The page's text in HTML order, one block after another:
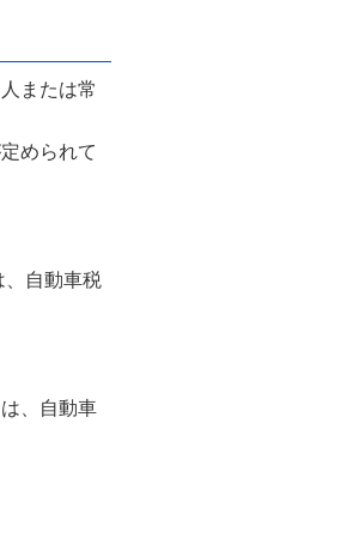
または常
められて
自動車税
、自動車